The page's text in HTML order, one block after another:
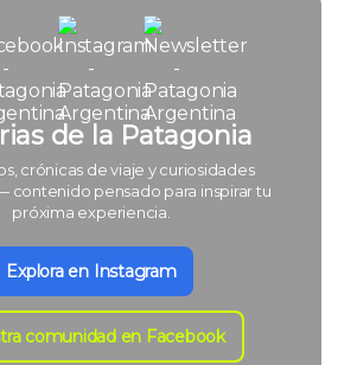
de la Patagonia
crónicas de viaje y curiosidades
contenido pensado para inspirar tu
próxima experiencia.
Explora en Instagram
comunidad en Facebook